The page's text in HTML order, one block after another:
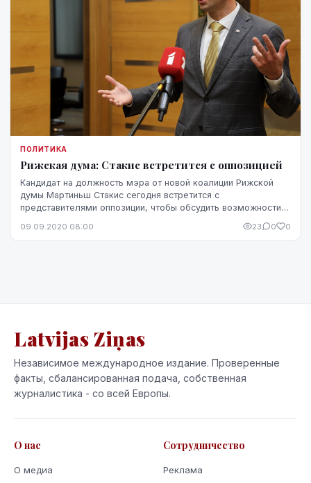
ПОЛИТИКА
Рижская дума: Стакис встретится с оппозицией
Кандидат на должность мэра от новой коалиции Рижской
думы Мартиньш Стакис сегодня встретится с
представителями оппозиции, чтобы обсудить возможности
09.09.2020 08:00 23 0 0
Latvijas Ziņas
Независимое международное издание. Проверенные
факты, сбалансированная подача, собственная
журналистика - со всей Европы.
О нас
О медиа
Сотрудничество
Реклама